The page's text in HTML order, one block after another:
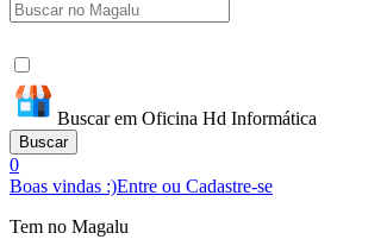
Buscar em Oficina Hd Informática
Buscar
0
Boas vindas :)Entre ou Cadastre-se
Tem no Magalu